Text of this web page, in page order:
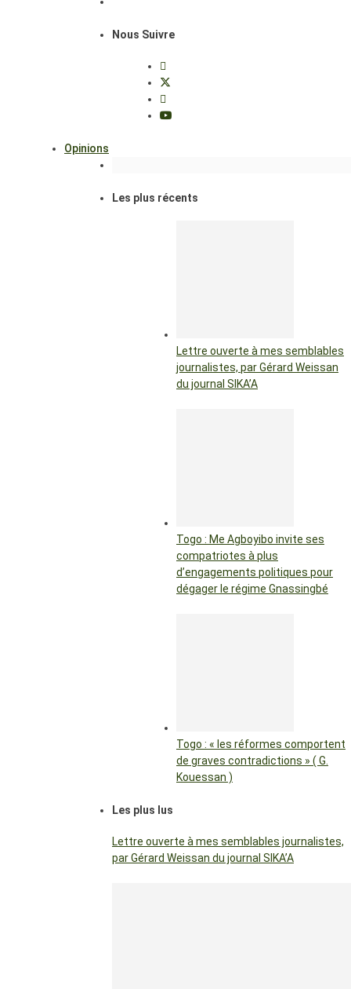
Nous Suivre
Opinions
Les plus récents
Lettre ouverte à mes semblables
journalistes, par Gérard Weissan
du journal SIKA’A
Togo : Me Agboyibo invite ses
compatriotes à plus
d’engagements politiques pour
dégager le régime Gnassingbé
Togo : « les réformes comportent
de graves contradictions » ( G.
Kouessan )
Les plus lus
Lettre ouverte à mes semblables journalistes,
par Gérard Weissan du journal SIKA’A